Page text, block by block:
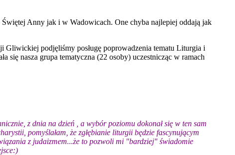
Świętej Anny jak i w Wadowicach. One chyba najlepiej oddają jak
podjęliśmy posługę poprowadzenia tematu Liturgia i
się nasza grupa tematyczna (22 osoby) uczestnicząc w ramach
z dnia na dzień , a wybór poziomu dokonał się w ten sam
pomyślałam, że zgłębianie liturgii będzie fascynującym
z judaizmem...że to pozwoli mi "bardziej" świadomie